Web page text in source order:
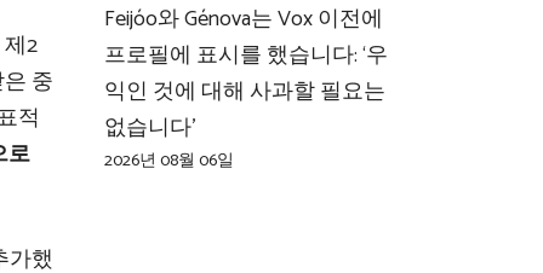
2
중
적
로
가했
Feijóo와 Génova는 Vox 이전에
프로필에 표시를 했습니다: ‘우
익인 것에 대해 사과할 필요는
없습니다’
2026년 08월 06일